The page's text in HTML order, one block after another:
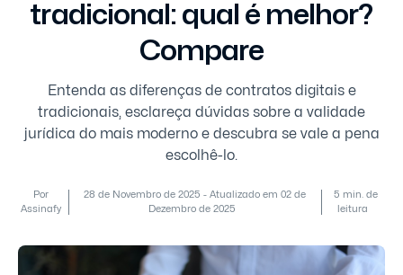
tradicional: qual é melhor?
Compare
Entenda as diferenças de contratos digitais e
tradicionais, esclareça dúvidas sobre a validade
jurídica do mais moderno e descubra se vale a pena
escolhê-lo.
Por
Assinafy
28 de Novembro de 2025 - Atualizado em 02 de
Dezembro de 2025
5 min. de
leitura